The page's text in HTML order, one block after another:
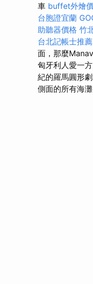
車 buffet外燴
台胞證宜蘭
助聽器價格 竹
台北記帳士推薦
面，那麼
匈牙利人愛一
紀的羅馬圓形劇
側面的所有海